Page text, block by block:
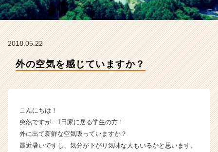
|
ベ
成
ス
カ
ウ
2018.05.22
外の空気を感じていますか？
こんにちは！
突然ですが…1日家に居る学生の方！
外に出て新鮮な空気吸っていますか？
最近暑いですし、気分が下がり気味な人もいるかと思います。